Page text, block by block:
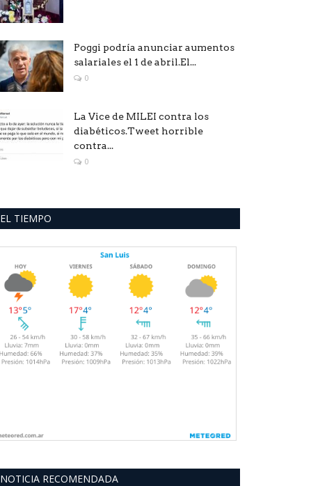
Poggi podría anunciar aumentos
salariales el 1 de abril.El...
0
La Vice de MILEI contra los
diabéticos.Tweet horrible
contra...
0
EL TIEMPO
NOTICIA RECOMENDADA